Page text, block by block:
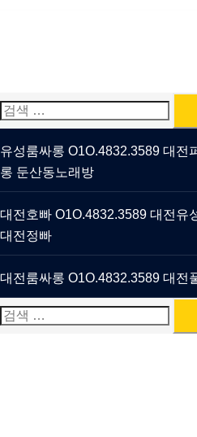
검
색:
유성룸싸롱 O1O.4832.3589 대전
롱 둔산동노래방
대전호빠 O1O.4832.3589 대전유
대전정빠
대전룸싸롱 O1O.4832.3589 대전
검